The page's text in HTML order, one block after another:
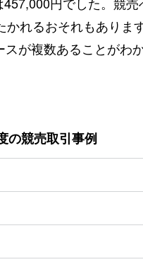
れるおそれもあり
が複数あることがわか
の競売取引事例